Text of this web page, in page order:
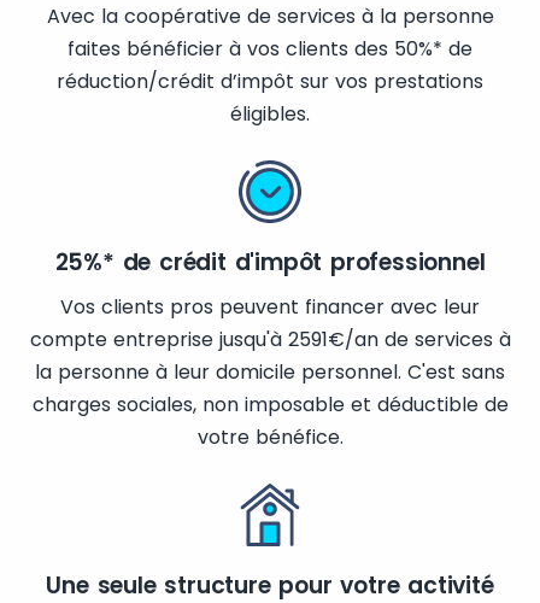
Avec la coopérative de services à la personne
faites bénéficier à vos clients des 50%* de
réduction/crédit d’impôt sur vos prestations
éligibles.
25%* de crédit d'impôt professionnel
Vos clients pros peuvent financer avec leur
compte entreprise jusqu'à 2591€/an de services à
la personne à leur domicile personnel. C'est sans
charges sociales, non imposable et déductible de
votre bénéfice.
Une seule structure pour votre activité